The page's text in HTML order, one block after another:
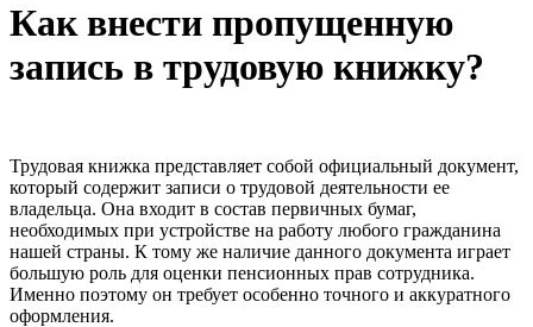
Как внести пропущенную
запись в трудовую книжку?
Трудовая книжка представляет собой официальный документ,
который содержит записи о трудовой деятельности ее
владельца. Она входит в состав первичных бумаг,
необходимых при устройстве на работу любого гражданина
нашей страны. К тому же наличие данного документа играет
большую роль для оценки пенсионных прав сотрудника.
Именно поэтому он требует особенно точного и аккуратного
оформления.